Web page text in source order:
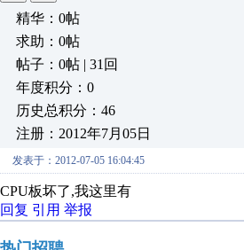
精华：0帖
求助：0帖
帖子：0帖 | 31回
年度积分：0
历史总积分：46
注册：2012年7月05日
发表于：2012-07-05 16:04:45
CPU板坏了,我这里有
回复 引用 举报